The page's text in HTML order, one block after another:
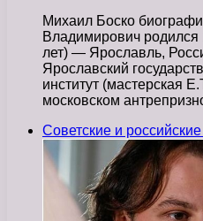
Михаил Боско
Владимирович
лет) — Ярославль,
Ярославский
институт (мастерская
московском
Советские и